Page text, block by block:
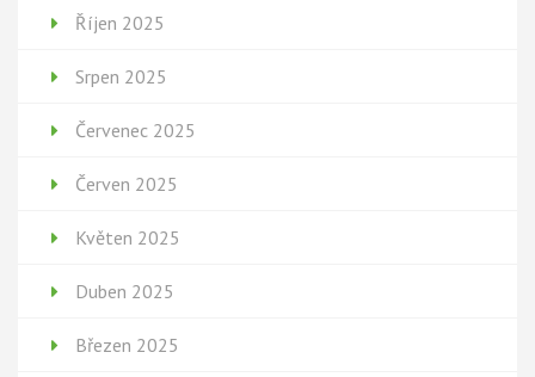
Říjen 2025
Srpen 2025
Červenec 2025
Červen 2025
Květen 2025
Duben 2025
Březen 2025